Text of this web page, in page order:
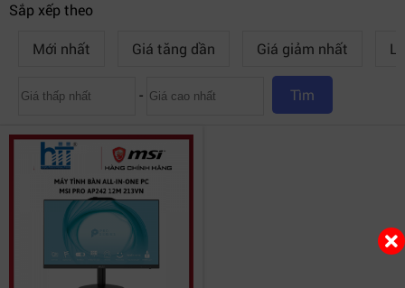
Sắp xếp theo
Mới nhất Giá tăng dần Giá giảm nhất
- Tìm